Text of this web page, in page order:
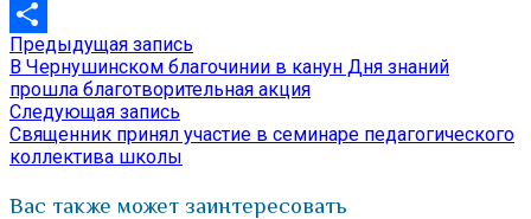
VK
Отправить
Навигация
по
записям
Предыдущая запись
запись:
В Чернушинском благочинии в канун Дня знаний
прошла благотворительная акция
Следующая запись
запись:
Священник принял участие в семинаре педагогического
коллектива школы
Вас также может заинтересовать